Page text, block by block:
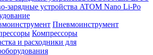
зарядные устройства ATOM Nano Li-Po
Пневмоинструмент
Компрессоры